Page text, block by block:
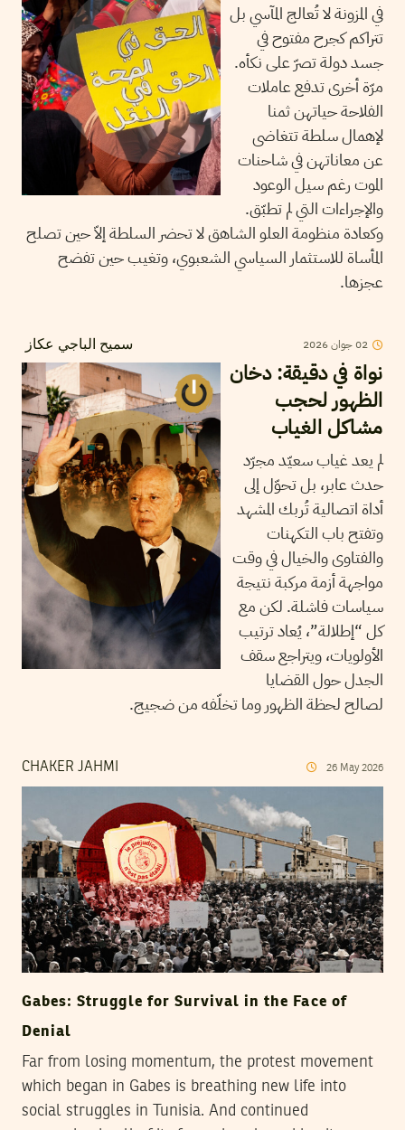
في المزونة لا تُعالج المآسي بل
تتراكم كجرح مفتوح في
جسد دولة تصرّ على نكأه.
مرّة أخرى تدفع عاملات
الفلاحة حياتهن ثمنا
لإهمال سلطة تتغاضى
عن معاناتهن في شاحنات
الموت رغم سيل الوعود
والإجراءات التي لم تطبّق.
وكعادة منظومة العلو الشاهق لا تحضر السلطة إلاّ حين تصلح
المأساة للاستثمار السياسي الشعبوي، وتغيب حين تفضح
عجزها.
سميح الباجي عكاز 02جوان2026
نواة في دقيقة: دخان
الظهور لحجب
مشاكل الغياب
لم يعد غياب سعيّد مجرّد
حدث عابر، بل تحوّل إلى
أداة اتصالية تُربك المشهد
وتفتح باب التكهنات
والفتاوى والخيال في وقت
مواجهة أزمة مركبة نتيجة
سياسات فاشلة. لكن مع
كل “إطلالة”، يُعاد ترتيب
الأولويات، ويتراجع سقف
الجدل حول القضايا
لصالح لحظة الظهور وما تخلّفه من ضجيج.
CHAKER JAHMI 26 May 2026
Gabes: Struggle for Survival in the Face of
Denial
Far from losing momentum, the protest movement
which began in Gabes is breathing new life into
social struggles in Tunisia. And continued